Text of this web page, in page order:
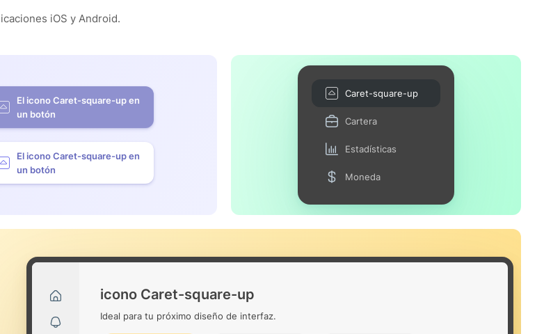
iOS y Android.
El icono Caret-square-up en
un botón
El icono Caret-square-up en
un botón
Caret-square-up
Cartera
Estadísticas
Moneda
icono Caret-square-up
Ideal para tu próximo diseño de interfaz.